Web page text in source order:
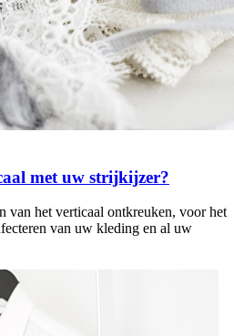
met uw strijkijzer?
van het verticaal ontkreuken, voor het
van uw kleding en al uw